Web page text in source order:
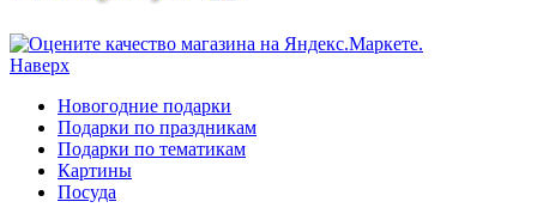
Наверх
Новогодние подарки
Подарки по праздникам
Подарки по тематикам
Картины
Посуда